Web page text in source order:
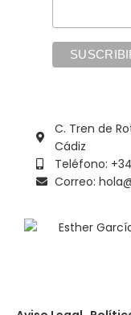
C. Tren de
Cádiz
Teléfono:
Correo: